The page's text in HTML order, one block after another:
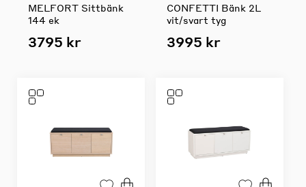
MELFORT Sittbänk
144 ek
3795 kr
CONFETTI Bänk 2L
vit/svart tyg
3995 kr